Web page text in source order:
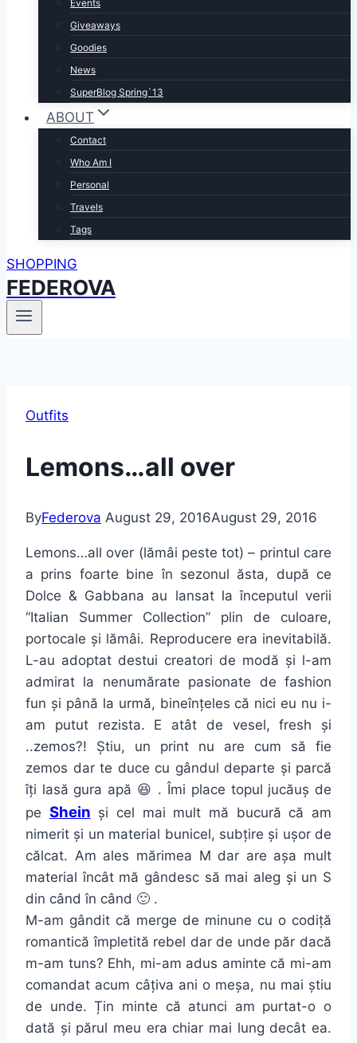
Events
Giveaways
Goodies
News
SuperBlog Spring`13
ABOUT
Contact
Who Am I
Personal
Travels
Tags
SHOPPING
FEDEROVA
Outfits
Lemons…all over
ByFederova August 29, 2016August 29, 2016
Lemons…all over (lămâi peste tot) – printul care
a prins foarte bine în sezonul ăsta, după ce
Dolce & Gabbana au lansat la începutul verii
“Italian Summer Collection” plin de culoare,
portocale și lămâi. Reproducere era inevitabilă.
L-au adoptat destui creatori de modă și l-am
admirat la nenumărate pasionate de fashion
fun și până la urmă, bineînțeles că nici eu nu i-
am putut rezista. E atât de vesel, fresh și
..zemos?! Știu, un print nu are cum să fie
zemos dar te duce cu gândul departe și parcă
îți lasă gura apă 😆 . Îmi place topul jucăuș de
pe Shein și cel mai mult mă bucură că am
nimerit și un material bunicel, subțire și ușor de
călcat. Am ales mărimea M dar are așa mult
material încât mă gândesc să mai aleg și un S
din când în când 🙂 .
M-am gândit că merge de minune cu o codiță
romantică împletită rebel dar de unde păr dacă
m-am tuns? Ehh, mi-am adus aminte că mi-am
comandat acum câțiva ani o meșa, nu mai știu
de unde. Țin minte că atunci am purtat-o o
dată și părul meu era chiar mai lung decât ea.